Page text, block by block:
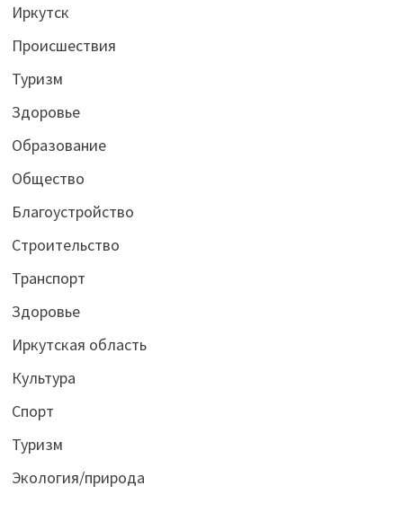
Иркутск
Происшествия
Туризм
Здоровье
Образование
Общество
Благоустройство
Строительство
Транспорт
Здоровье
Иркутская область
Культура
Спорт
Туризм
Экология/природа